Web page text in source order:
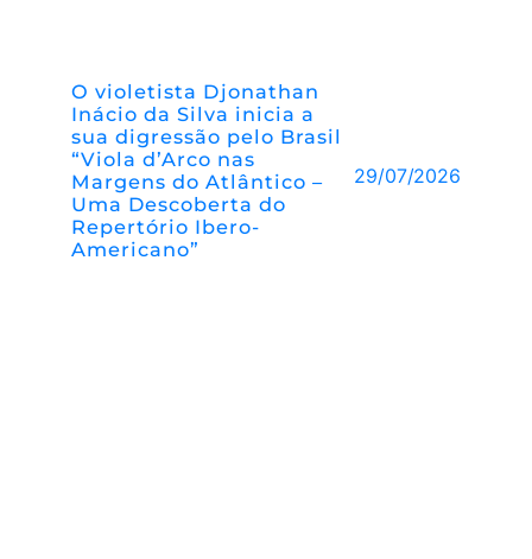
O violetista Djonathan
Inácio da Silva inicia a
sua digressão pelo Brasil
“Viola d’Arco nas
Margens do Atlântico –
Uma Descoberta do
Repertório Ibero-
Americano”
29/07/2026